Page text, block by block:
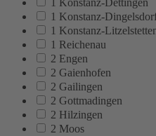
1 Konstanz-Dettingen
1 Konstanz-
1 Konstanz-
1 Reichenau
2 Engen
2 Gaienhofen
2 Gailingen
2 Gottmadingen
2 Hilzingen
2 Moos